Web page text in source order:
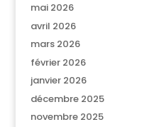
mai 2026
avril 2026
mars 2026
février 2026
janvier 2026
décembre 2025
novembre 2025